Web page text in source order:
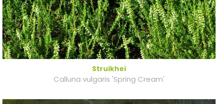
Struikhei
Calluna vulgaris 'Spring Cream'